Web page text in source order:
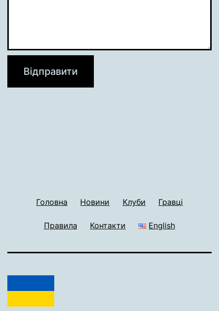
Головна Новини Клуби Гравці
Правила Контакти English